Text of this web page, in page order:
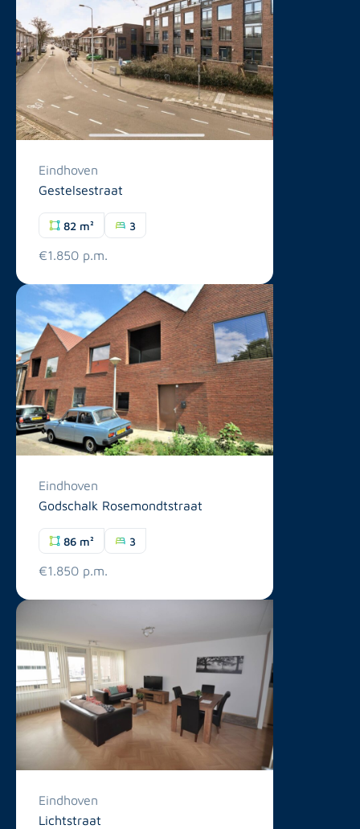
Eindhoven
Gestelsestraat
82 m² 3
€1.850 p.m.
Eindhoven
Godschalk Rosemondtstraat
86 m² 3
€1.850 p.m.
Eindhoven
Lichtstraat